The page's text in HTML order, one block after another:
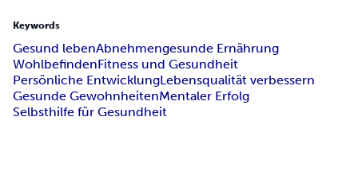
Keywords
Gesund lebenAbnehmengesunde Ernährung
WohlbefindenFitness und Gesundheit
Persönliche EntwicklungLebensqualität verbessern
Gesunde GewohnheitenMentaler Erfolg
Selbsthilfe für Gesundheit